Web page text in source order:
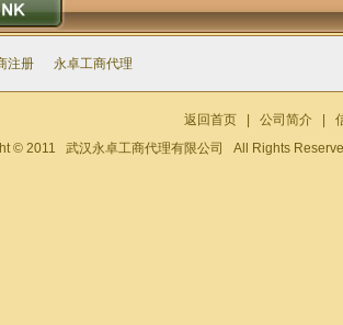
注册 永卓工商代理
返回首页 |公司简介 |
© 2011 武汉永卓工商代理有限公司 All Rights